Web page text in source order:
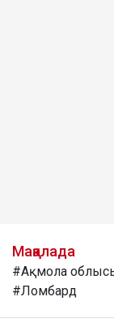
Мақалада
#Ақмола
#Ломбард